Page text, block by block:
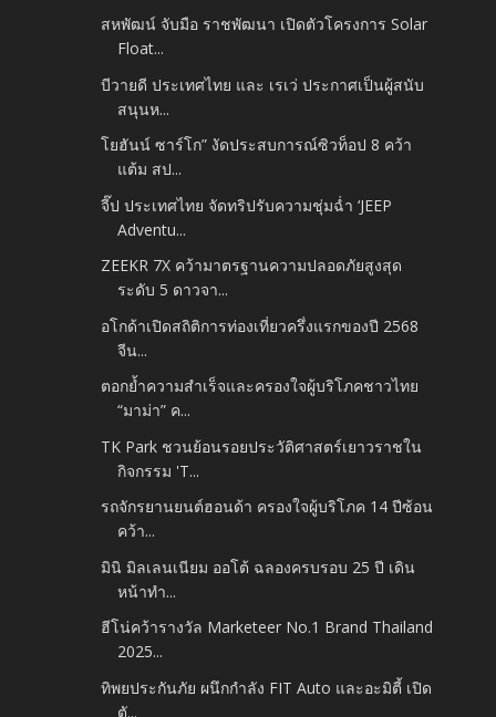
สหพัฒน์ จับมือ ราชพัฒนา เปิดตัวโครงการ Solar
Float...
บีวายดี ประเทศไทย และ เรเว่ ประกาศเป็นผู้สนับ
สนุนห...
โยฮันน์ ซาร์โก” งัดประสบการณ์ซิวท็อป 8 คว้า
แต้ม สป...
จี๊ป ประเทศไทย จัดทริปรับความชุ่มฉ่ำ ‘JEEP
Adventu...
ZEEKR 7X คว้ามาตรฐานความปลอดภัยสูงสุด
ระดับ 5 ดาวจา...
อโกด้าเปิดสถิติการท่องเที่ยวครึ่งแรกของปี 2568
จีน...
ตอกย้ำความสำเร็จและครองใจผู้บริโภคชาวไทย
“มาม่า” ค...
TK Park ชวนย้อนรอยประวัติศาสตร์เยาวราชใน
กิจกรรม 'T...
รถจักรยานยนต์ฮอนด้า ครองใจผู้บริโภค 14 ปีซ้อน
คว้า...
มินิ มิลเลนเนียม ออโต้ ฉลองครบรอบ 25 ปี เดิน
หน้าทำ...
ฮีโน่คว้ารางวัล Marketeer No.1 Brand Thailand
2025...
ทิพยประกันภัย ผนึกกำลัง FIT Auto และอะมิตี้ เปิด
ตั...